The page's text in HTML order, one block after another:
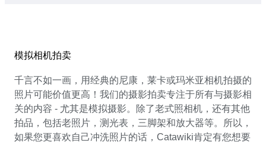
模拟相机拍卖
千言不如一画，用经典的尼康，莱卡或玛米亚相机拍摄的
照片可能价值更高！我们的摄影拍卖专注于所有与摄影相
关的内容 - 尤其是模拟摄影。除了老式照相机，还有其他
拍品，包括老照片，测光表，三脚架和放大器等。所以，
如果您更喜欢自己冲洗照片的话，Catawiki肯定有您想要